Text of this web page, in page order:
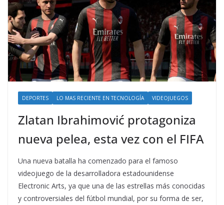
DEPORTES LO MAS RECIENTE EN TECNOLOGÍA VIDEOJUEGOS
Zlatan Ibrahimović protagoniza
nueva pelea, esta vez con el FIFA
Una nueva batalla ha comenzado para el famoso
videojuego de la desarrolladora estadounidense
Electronic Arts, ya que una de las estrellas más conocidas
y controversiales del fútbol mundial, por su forma de ser,